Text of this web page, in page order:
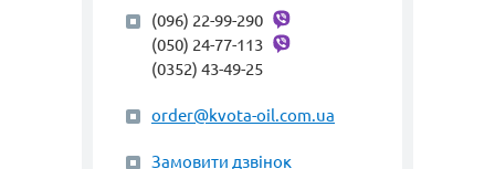
(096) 22-99-290
(050) 24-77-113
(0352) 43-49-25
order@kvota-oil.com.ua
Замовити дзвінок